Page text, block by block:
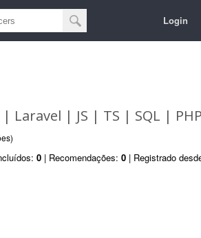
Login
| Laravel | JS | TS | SQL |
0 | Recomendações: 0 | Registrado